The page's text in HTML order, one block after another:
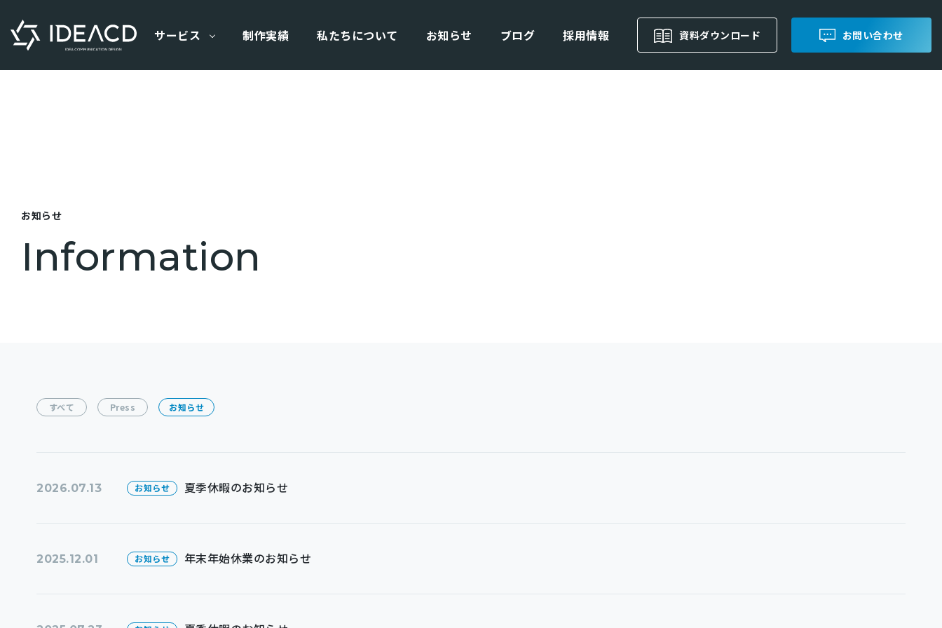
サービス 制作実績 私たちについて お知らせ ブログ 採用情報 資料ダウンロード お問い合わせ
お知らせ
Information
すべて Press お知らせ
2026.07.13 お知らせ 夏季休暇のお知らせ
2025.12.01 お知らせ 年末年始休業のお知らせ